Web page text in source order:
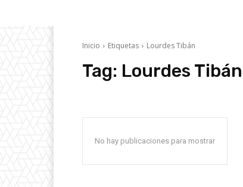
Inicio Etiquetas Lourdes Tibán
Tag: Lourdes Tibán
No hay publicaciones para mostrar